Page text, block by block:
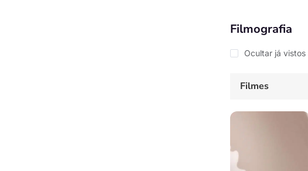
Filmografia
Ocultar já vistos
Filmes